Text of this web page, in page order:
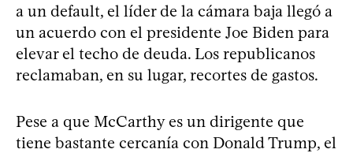
a un default, el líder de la cámara baja llegó a
un acuerdo con el presidente Joe Biden para
elevar el techo de deuda. Los republicanos
reclamaban, en su lugar, recortes de gastos.
Pese a que McCarthy es un dirigente que
tiene bastante cercanía con Donald Trump, el